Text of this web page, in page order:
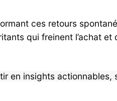
ces retours
qui freinent l’achat et
en insights actionnables,